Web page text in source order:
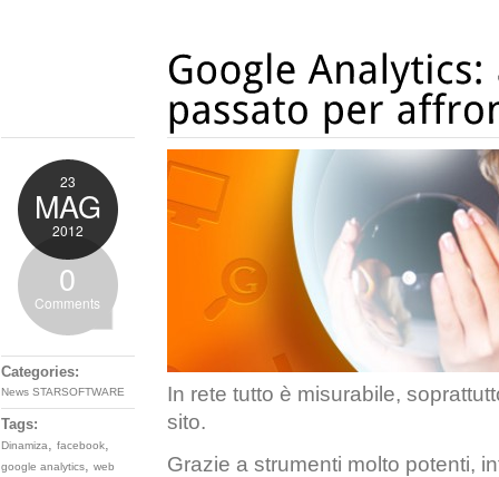
23
MAG
2012
0
Comments
Categories:
News STARSOFTWARE
Tags:
Dinamiza, facebook,
google analytics, web
In rete tutto è misurabile,
sito.
Grazie a strumenti molto potenti,